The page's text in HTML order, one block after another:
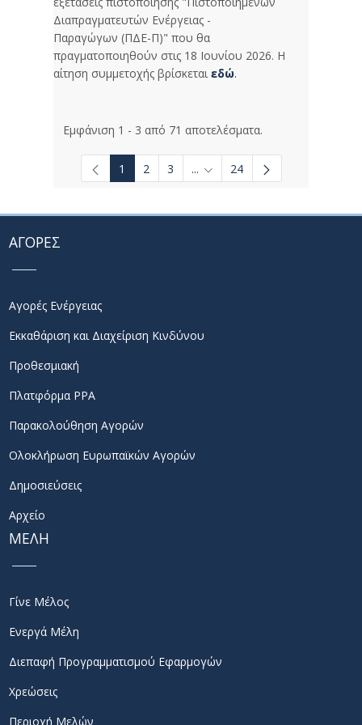
Διαπραγματευτών Ενέργειας -
Παραγώγων (ΠΔΕ-Π)" που θα
πραγματοποιηθούν στις 18 Ιουνίου 2026. Η
αίτηση συμμετοχής βρίσκεταιεδώ.
Εμφάνιση 1 - 3 από 71 αποτελέσματα.
1 2 3 ... Ενδιάμεσες σελίδες Use
24
ΑΓΟΡΕΣ
Αγορές Ενέργειας
Εκκαθάριση και Διαχείριση Κινδύνου
Προθεσμιακή
Πλατφόρμα PPA
Παρακολούθηση Αγορών
Ολοκλήρωση Ευρωπαϊκών Αγορών
Δημοσιεύσεις
Αρχείο
ΜΕΛΗ
Γίνε Μέλος
Ενεργά Μέλη
Διεπαφή Προγραμματισμού Εφαρμογών
Χρεώσεις
Περιοχή Μελών